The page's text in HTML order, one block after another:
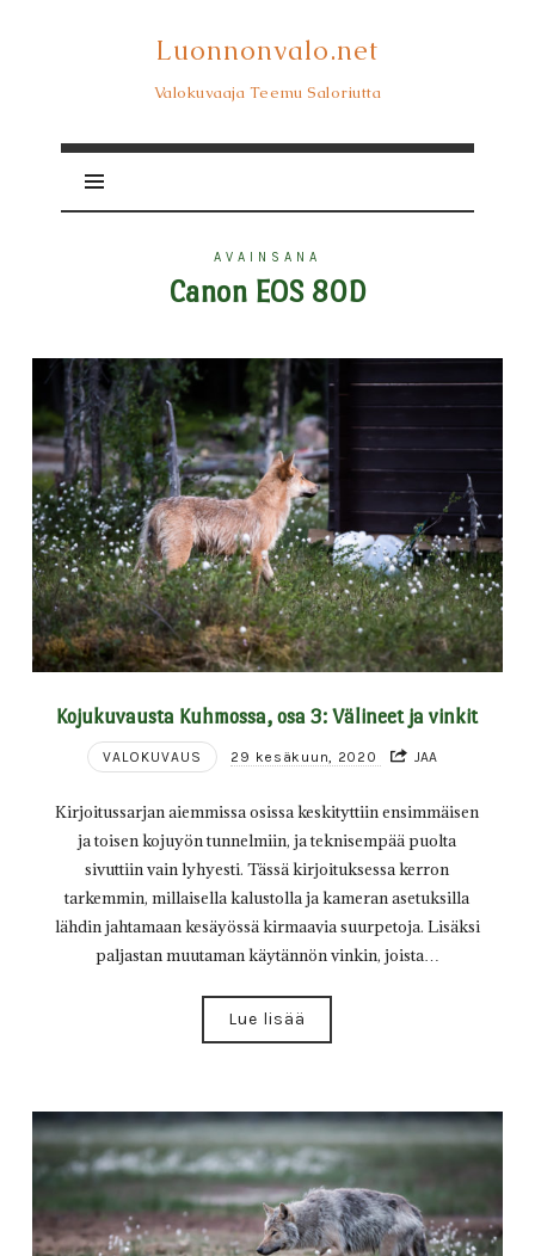
Luonnonvalo.net
Luonnonvalo.net
Valokuvaaja Teemu Saloriutta
AVAINSANA
Canon EOS 80D
Kojukuvausta Kuhmossa, osa 3: Välineet ja vinkit
VALOKUVAUS 29 kesäkuun, 2020 JAA
Kirjoitussarjan aiemmissa osissa keskityttiin ensimmäisen
ja toisen kojuyön tunnelmiin, ja teknisempää puolta
sivuttiin vain lyhyesti. Tässä kirjoituksessa kerron
tarkemmin, millaisella kalustolla ja kameran asetuksilla
lähdin jahtamaan kesäyössä kirmaavia suurpetoja. Lisäksi
paljastan muutaman käytännön vinkin, joista…
Lue lisää